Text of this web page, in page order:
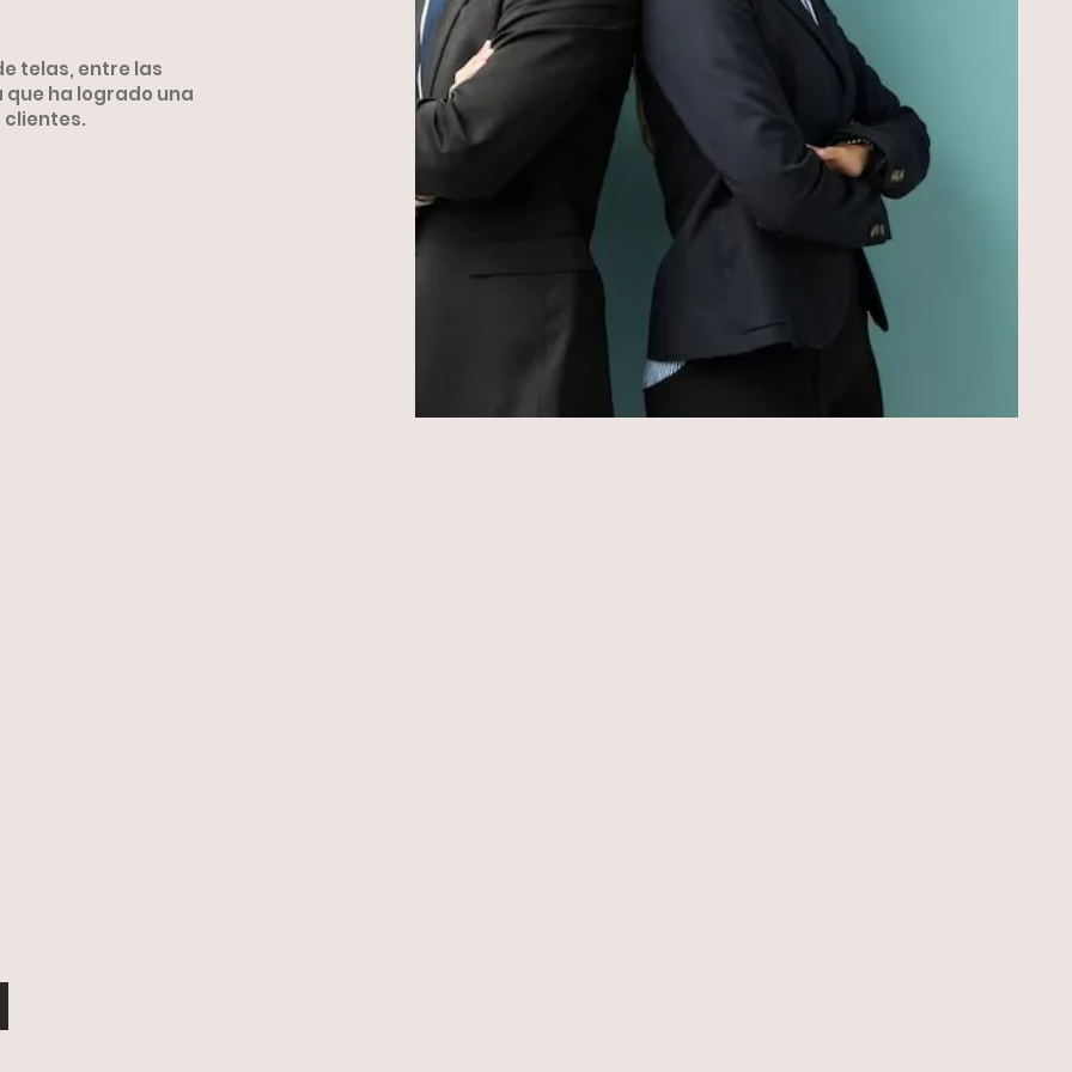
telas, entre las
ha logrado una